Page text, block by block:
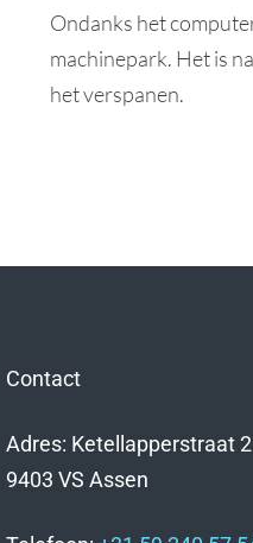
Ondanks het
machinepark. Het is
het verspanen.
Contact
Adres: Ketellapperstraat
9403 VS Assen